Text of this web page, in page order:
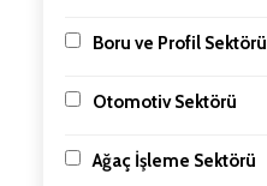
Boru ve Profil Sektörü
Otomotiv Sektörü
Ağaç İşleme Sektörü